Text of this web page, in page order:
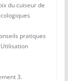
du cuiseur de
pratiques
3.